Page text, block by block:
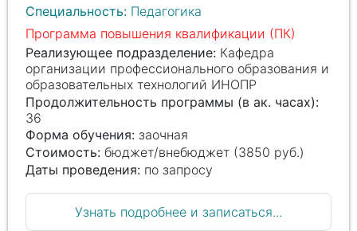
Специальность: Педагогика
Программа повышения квалификации (ПК)
Реализующее подразделение: Кафедра
организации профессионального образования и
образовательных технологий ИНОПР
Продолжительность программы (в ак. часах):
36
Форма обучения: заочная
Стоимость:бюджет/внебюджет (3850 руб.)
Даты проведения: по запросу
Узнать подробнее и записаться...